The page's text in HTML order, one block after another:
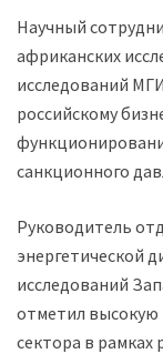
Научный
африканских
исследований
российскому
санкционного
Руководитель
энергетической
исследований
отметил высокую
сектора в рамках